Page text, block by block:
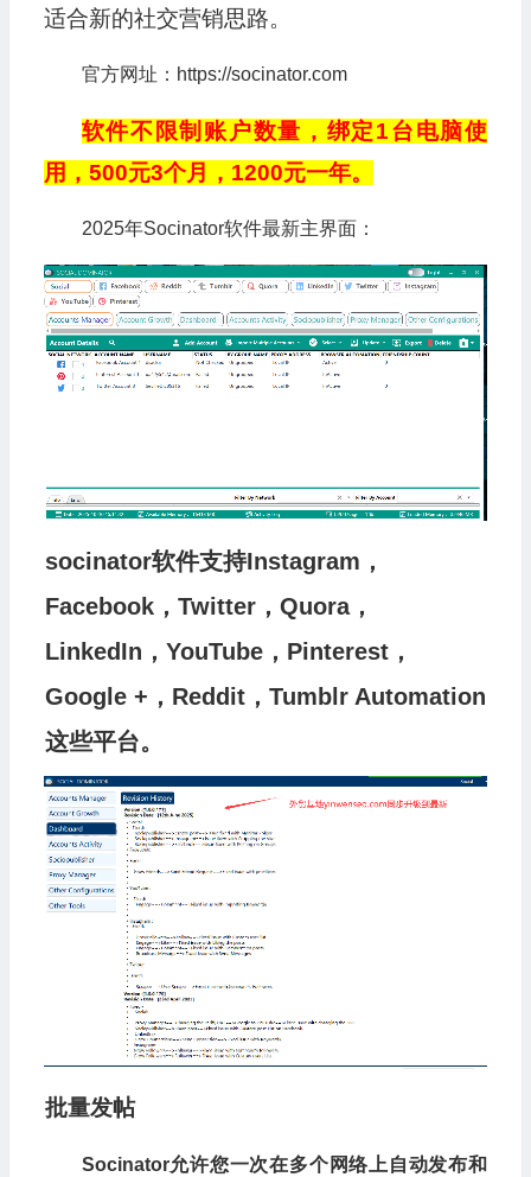
适合新的社交营销思路。
官方网址：https://socinator.com
软件不限制账户数量，绑定1台电脑使
用，500元3个月，1200元一年。
2025年Socinator软件最新主界面：
socinator软件支持Instagram，
Facebook，Twitter，Quora，
LinkedIn，YouTube，Pinterest，
Google +，Reddit，Tumblr Automation
这些平台。
批量发帖
Socinator允许您一次在多个网络上自动发布和